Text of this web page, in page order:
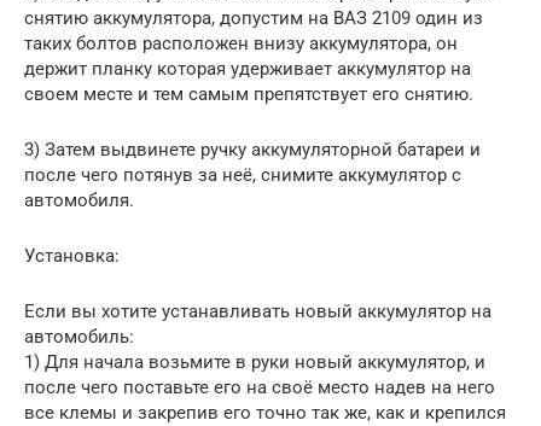
снятию аккумулятора, допустим на ВАЗ 2109 один из
таких болтов расположен внизу аккумулятора, он
держит планку которая удерживает аккумулятор на
своем месте и тем самым препятствует его снятию.
3) Затем выдвинете ручку аккумуляторной батареи и
после чего потянув за неё, снимите аккумулятор с
автомобиля.
Установка:
Если вы хотите устанавливать новый аккумулятор на
автомобиль:
1) Для начала возьмите в руки новый аккумулятор, и
после чего поставьте его на своё место надев на него
все клемы и закрепив его точно так же, как и крепился